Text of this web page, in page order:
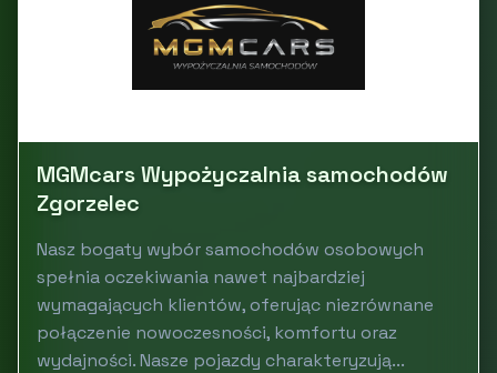
MGMcars Wypożyczalnia samochodów
Zgorzelec
Nasz bogaty wybór samochodów osobowych
spełnia oczekiwania nawet najbardziej
wymagających klientów, oferując niezrównane
połączenie nowoczesności, komfortu oraz
wydajności. Nasze pojazdy charakteryzują...